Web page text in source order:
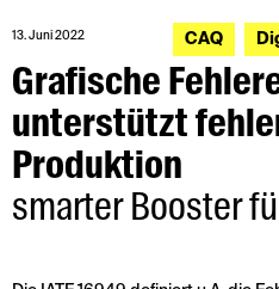
13. Juni 2022 CAQ
Grafische
unterstützt
Produktion
smarter Booster